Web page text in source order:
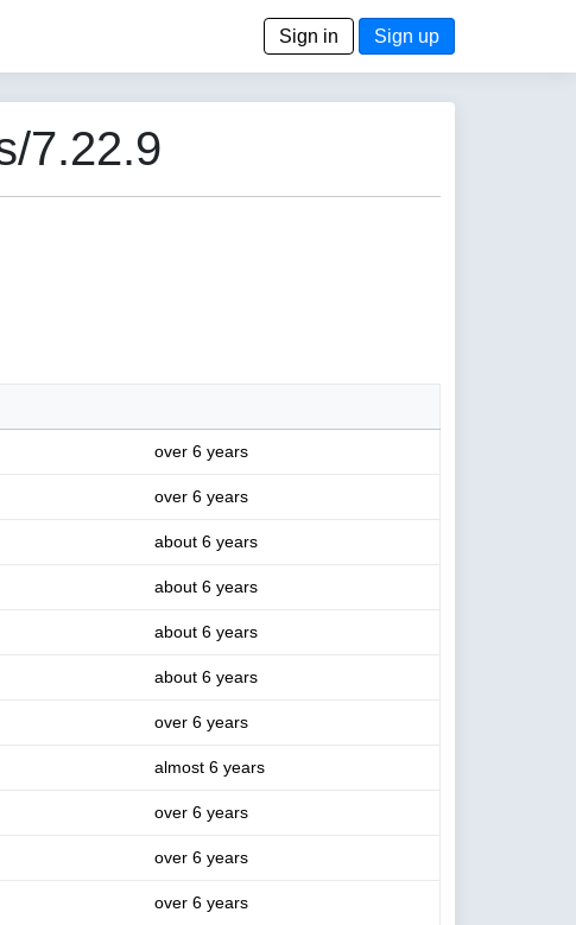
Sign in Sign up
7.22.9
over 6 years
over 6 years
about 6 years
about 6 years
about 6 years
about 6 years
over 6 years
almost 6 years
over 6 years
over 6 years
over 6 years